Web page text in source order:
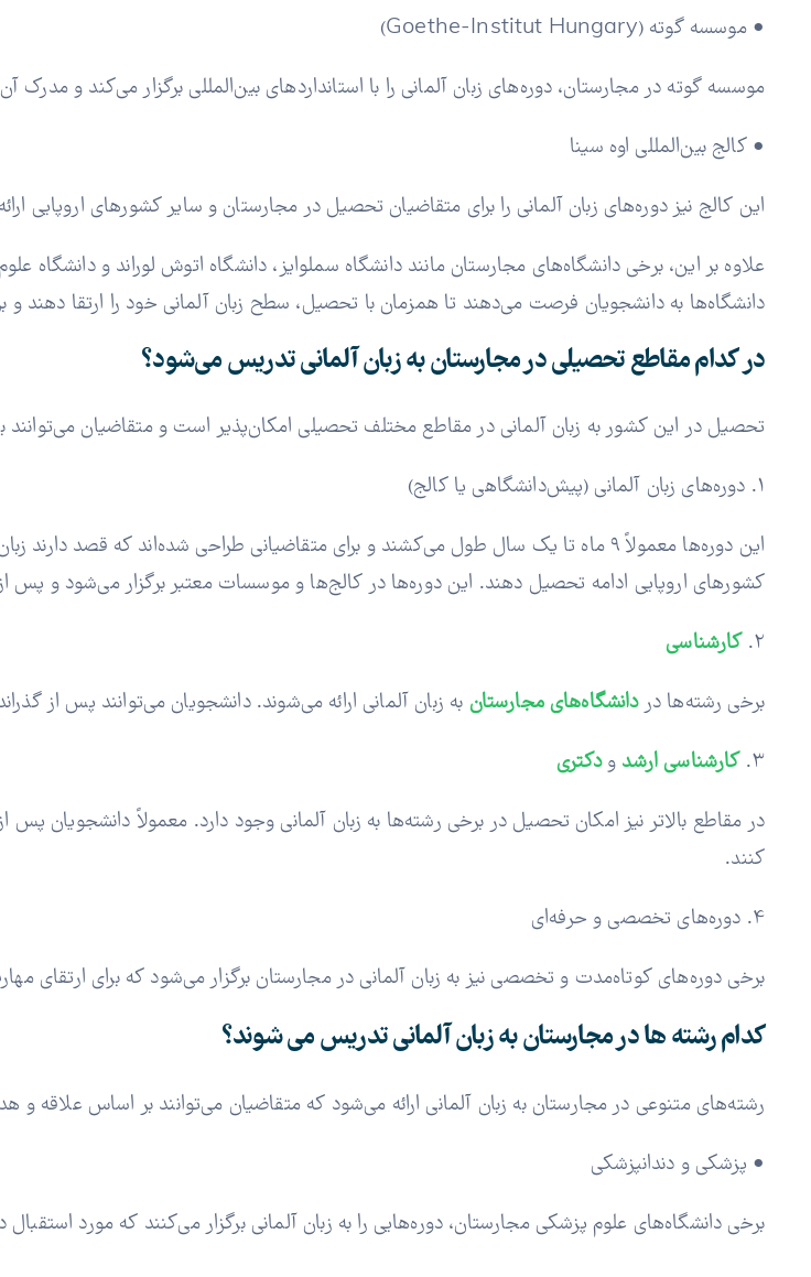
• موسسه گوته (Goethe-Institut Hungary)
موسسه گوته در مجارستان، دوره‌های زبان آلمانی را با استانداردهای بین‌المللی برگزار می‌کند و مدرک
• کالج بین‌المللی اوه سینا
این کالج نیز دوره‌های زبان آلمانی را برای متقاضیان تحصیل در مجارستان و سایر کشورهای اروپایی
علاوه بر این، برخی دانشگاه‌های مجارستان مانند دانشگاه سملوایز، دانشگاه اتوش لوراند و دانشگاه
دانشگاه‌ها به دانشجویان فرصت می‌دهند تا همزمان با تحصیل، سطح زبان آلمانی خود را ارتقا دهند و
در کدام مقاطع تحصیلی در مجارستان به زبان آلمانی تدریس می‌شود؟
تحصیل در این کشور به زبان آلمانی در مقاطع مختلف تحصیلی امکان‌پذیر است و متقاضیان
1. دوره‌های زبان آلمانی (پیش‌دانشگاهی یا کالج)
این دوره‌ها معمولاً ۹ ماه تا یک سال طول می‌کشند و برای متقاضیانی طراحی شده‌اند که قصد
کشورهای اروپایی ادامه تحصیل دهند. این دوره‌ها در کالج‌ها و موسسات معتبر برگزار می‌شود و پس
2. کارشناسی
برخی رشته‌ها دردانشگاه‌های مجارستان به زبان آلمانی ارائه می‌شوند. دانشجویان می‌توانند پس از
3. کارشناسی ارشد ودکتری
در مقاطع بالاتر نیز امکان تحصیل در برخی رشته‌ها به زبان آلمانی وجود دارد. معمولاً دانشجویان
کنند.
4. دوره‌های تخصصی و حرفه‌ای
برخی دوره‌های کوتاه‌مدت و تخصصی نیز به زبان آلمانی در مجارستان برگزار می‌شود که برای ارتقای
کدام رشته ‌ها در مجارستان به زبان آلمانی تدریس می ‌شوند؟
رشته‌های متنوعی در مجارستان به زبان آلمانی ارائه می‌شود که متقاضیان می‌توانند بر اساس علاقه و
• پزشکی و دندانپزشکی
برخی دانشگاه‌های علوم پزشکی مجارستان، دوره‌هایی را به زبان آلمانی برگزار می‌کنند که مورد